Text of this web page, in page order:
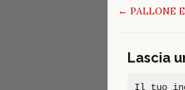
Post
← PALLONE
Lascia
Il tuo